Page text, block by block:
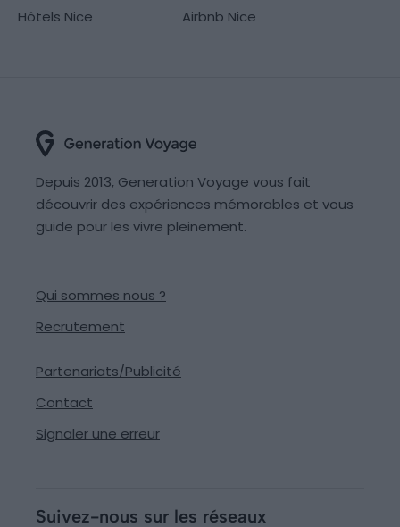
Hôtels Nice
Airbnb Nice
Depuis 2013, Generation Voyage vous fait
découvrir des expériences mémorables et vous
guide pour les vivre pleinement.
Qui sommes nous ?
Recrutement
Partenariats/Publicité
Contact
Signaler une erreur
Suivez-nous sur les réseaux